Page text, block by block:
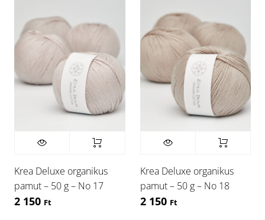
Krea Deluxe organikus
pamut – 50 g – No 17
2 150 Ft
Krea Deluxe organikus
pamut – 50 g – No 18
2 150 Ft